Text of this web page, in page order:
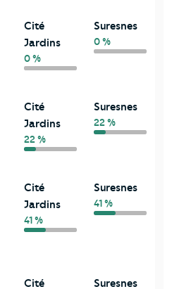
Cité
Jardins
0 %
Suresnes
0 %
Cité
Jardins
22 %
Suresnes
22 %
Cité
Jardins
41 %
Suresnes
41 %
Cité
Suresnes